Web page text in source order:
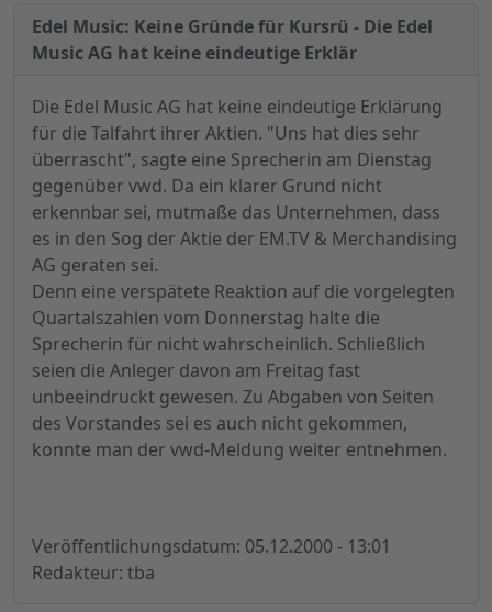
Edel Music: Keine Gründe für Kursrü - Die Edel
Music AG hat keine eindeutige Erklär
Die Edel Music AG hat keine eindeutige Erklärung
für die Talfahrt ihrer Aktien. "Uns hat dies sehr
überrascht", sagte eine Sprecherin am Dienstag
gegenüber vwd. Da ein klarer Grund nicht
erkennbar sei, mutmaße das Unternehmen, dass
es in den Sog der Aktie der EM.TV & Merchandising
AG geraten sei.
Denn eine verspätete Reaktion auf die vorgelegten
Quartalszahlen vom Donnerstag halte die
Sprecherin für nicht wahrscheinlich. Schließlich
seien die Anleger davon am Freitag fast
unbeeindruckt gewesen. Zu Abgaben von Seiten
des Vorstandes sei es auch nicht gekommen,
konnte man der vwd-Meldung weiter entnehmen.
Veröffentlichungsdatum: 05.12.2000 - 13:01
Redakteur: tba